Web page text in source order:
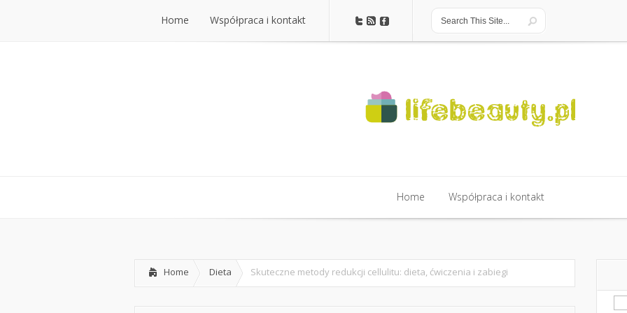
Home Współpraca i kontakt
Home Współpraca i kontakt
Home Dieta Skuteczne metody redukcji cellulitu: dieta, ćwiczenia i zabiegi